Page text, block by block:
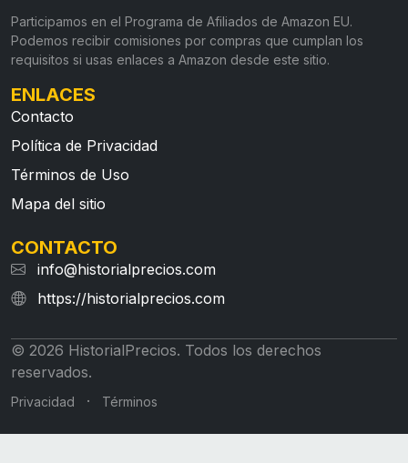
Participamos en el Programa de Afiliados de Amazon EU.
Podemos recibir comisiones por compras que cumplan los
requisitos si usas enlaces a Amazon desde este sitio.
ENLACES
Contacto
Política de Privacidad
Términos de Uso
Mapa del sitio
CONTACTO
info@historialprecios.com
https://historialprecios.com
© 2026 HistorialPrecios. Todos los derechos
reservados.
Privacidad · Términos